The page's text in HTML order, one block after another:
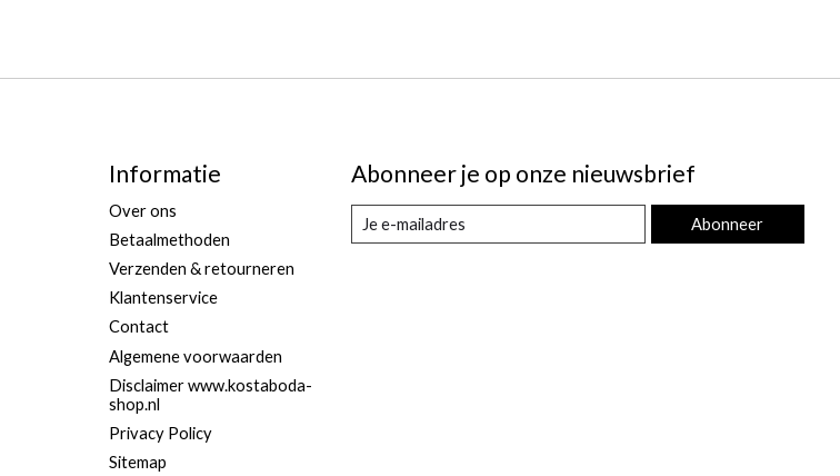
Informatie
Over ons
Betaalmethoden
Verzenden & retourneren
Klantenservice
Contact
Algemene voorwaarden
Disclaimer www.kostaboda-
shop.nl
Privacy Policy
Sitemap
Abonneer je op onze nieuwsbrief
Abonneer